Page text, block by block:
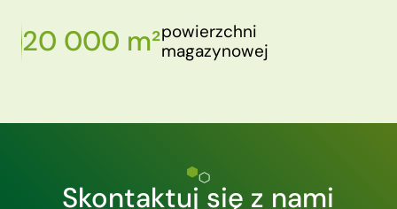
20 000 m²powierzchni
magazynowej
Skontaktuj się z nami